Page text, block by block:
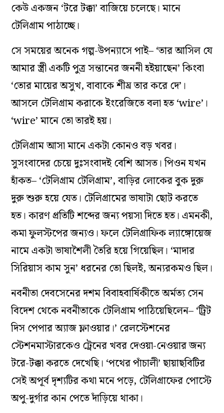
কেউ একজন ‘টরে টক্কা’ বাজিয়ে চলেছে। মানে
টেলিগ্রাম পাঠাচ্ছে।
সে সময়ের অনেক গল্প-উপন‌্যাসে পাই– ‘তার আসিল যে
আমার স্ত্রী একটি পুত্র সন্তানের জননী হইয়াছেন’ কিংবা
‘তোর মায়ের অসুখ, বাবাকে শীঘ্র তার করে দে’।
আসলে টেলিগ্রাম করাকে ইংরেজিতে বলা হত ‘wire’।
‘wire’ মানে তো তারই হয়।
টেলিগ্রাম আসা মানে একটা কোনও বড় খবর।
সুসংবাদের চেয়ে দুঃসংবাদই বেশি আসত। পিওন যখন
হাঁকত– ‘টেলিগ্রাম টেলিগ্রাম’, বাড়ির লোকের বুক দুরু
দুরু শুরু হয়ে যেত। টেলিগ্রামের ভাষাটা ছোট করতে
হত। কারণ প্রতিটি শব্দের জন‌্য পয়সা দিতে হত। এমনকী,
কমা ফুলস্টপের জন‌্যও। ফলে টেলিগ্রাফিক ল‌্যাঙ্গোয়েজ
নামে একটা ভাষাশৈলী তৈরি হয়ে গিয়েছিল। ‘মাদার
সিরিয়াস কাম সুন’ ধরনের তো ছিলই, অন‌্যরকমও ছিল।
নবনীতা দেবসেনের দশম বিবাহবার্ষিকীতে অর্মত‌্য সেন
বিদেশ থেকে নবনীতাকে টেলিগ্রাম পাঠিয়েছিলেন– ‘ট্রিট
দিস পেপার অ্যাজ ফ্লাওয়ার।’ রেলস্টেশনের
স্টেশনমাস্টারকেও ট্রেনের খবর দেওয়া-নেওয়ার জন‌্য
টরে-টক্কা করতে দেখেছি। ‘পথের পাঁচালী’ ছায়াছবিটির
সেই অপূর্ব দৃশ‌্যটির কথা মনে পড়ে, টেলিগ্রাফের পোস্টে
অপু-দুর্গার কান পেতে দাঁড়িয়ে থাকা।